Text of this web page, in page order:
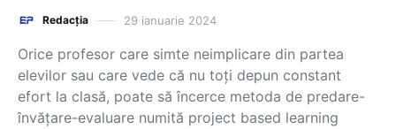
Redacția 29 ianuarie 2024
Orice profesor care simte neimplicare din partea
elevilor sau care vede că nu toți depun constant
efort la clasă, poate să încerce metoda de predare-
învățare-evaluare numită project based learning